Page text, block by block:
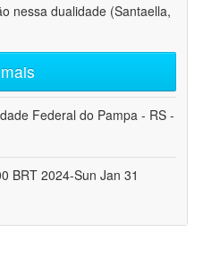
nessa dualidade (Santaella,
Federal do Pampa - RS -
BRT 2024-Sun Jan 31